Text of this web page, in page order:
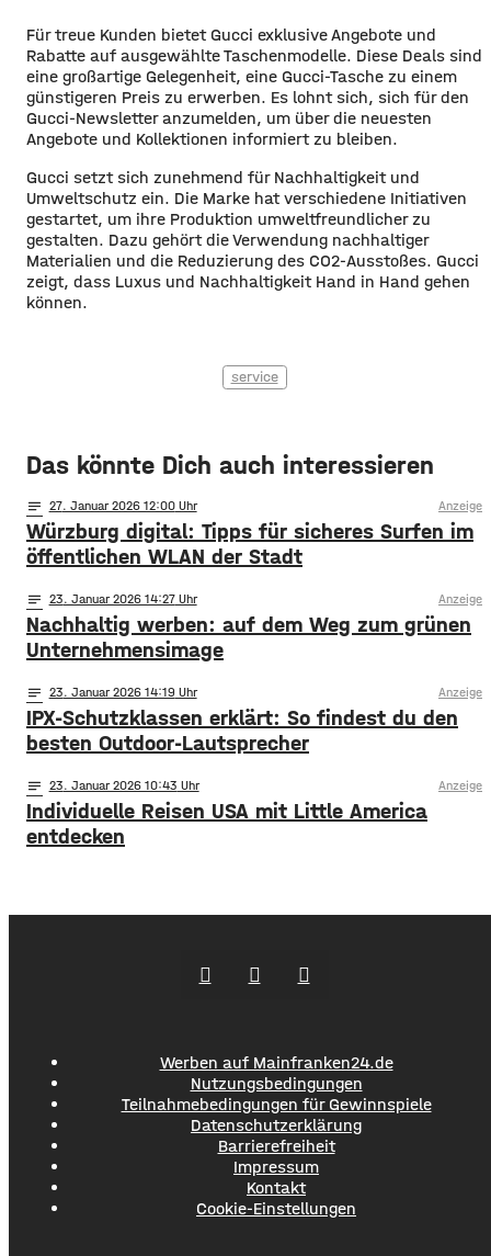
Für treue Kunden bietet Gucci exklusive Angebote und
Rabatte auf ausgewählte Taschenmodelle. Diese Deals sind
eine großartige Gelegenheit, eine Gucci-Tasche zu einem
günstigeren Preis zu erwerben. Es lohnt sich, sich für den
Gucci-Newsletter anzumelden, um über die neuesten
Angebote und Kollektionen informiert zu bleiben.
Gucci setzt sich zunehmend für Nachhaltigkeit und
Umweltschutz ein. Die Marke hat verschiedene Initiativen
gestartet, um ihre Produktion umweltfreundlicher zu
gestalten. Dazu gehört die Verwendung nachhaltiger
Materialien und die Reduzierung des CO2-Ausstoßes. Gucci
zeigt, dass Luxus und Nachhaltigkeit Hand in Hand gehen
können.
service
Das könnte Dich auch interessieren
notes 27. Januar 2026 12:00 Anzeige
Würzburg digital: Tipps für sicheres Surfen im
öffentlichen WLAN der Stadt
notes 23. Januar 2026 14:27 Anzeige
Nachhaltig werben: auf dem Weg zum grünen
Unternehmensimage
notes 23. Januar 2026 14:19 Anzeige
IPX-Schutzklassen erklärt: So findest du den
besten Outdoor-Lautsprecher
notes 23. Januar 2026 10:43 Anzeige
Individuelle Reisen USA mit Little America
entdecken
Werben auf Mainfranken24.de
Nutzungsbedingungen
Teilnahmebedingungen für Gewinnspiele
Datenschutzerklärung
Barrierefreiheit
Impressum
Kontakt
Cookie-Einstellungen